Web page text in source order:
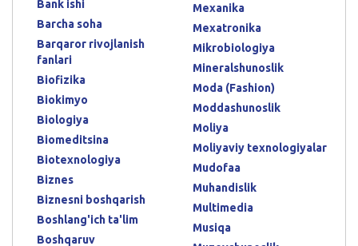
Bank ishi
Barcha soha
Barqaror rivojlanish
fanlari
Biofizika
Biokimyo
Biologiya
Biomeditsina
Biotexnologiya
Biznes
Biznesni boshqarish
Boshlang'ich ta'lim
Boshqaruv
Mexanika
Mexatronika
Mikrobiologiya
Mineralshunoslik
Moda (Fashion)
Moddashunoslik
Moliya
Moliyaviy texnologiyalar
Mudofaa
Muhandislik
Multimedia
Musiqa